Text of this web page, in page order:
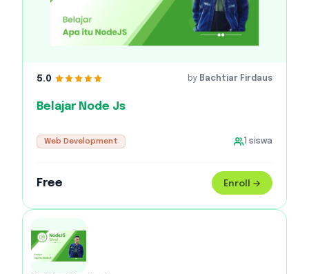
5.0 by Bachtiar Firdaus
Belajar Node Js
Web Development siswa
Free Enroll →